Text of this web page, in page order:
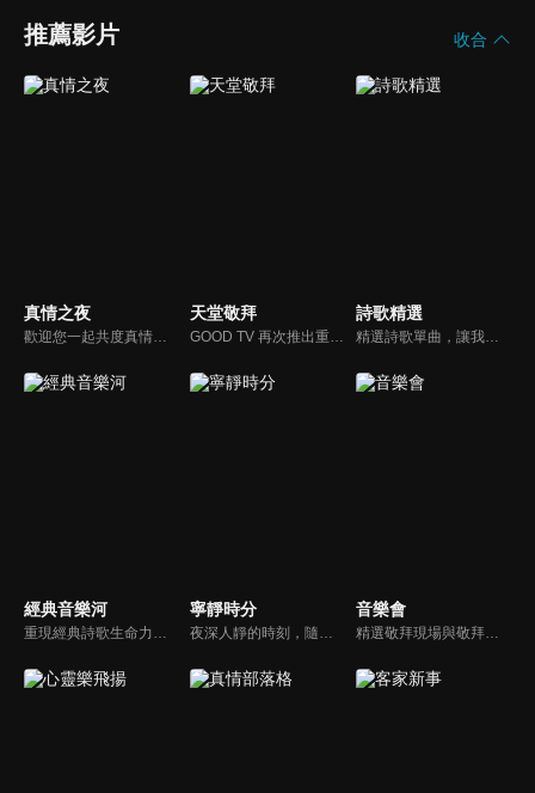
推薦影片 收合
真情之夜 天堂敬拜
GOOD TV 再次推出重量級音樂節目《天堂敬拜》，匯集當代知名音樂人，在敬拜水流中引領觀眾經歷神的同在。期盼觀眾收看時，神的同在降臨、聖靈充滿；透過音樂成為橋樑，讓神同在的氛圍，吸引非基督徒渴望認識神，得著救恩。
詩歌精選
精選詩歌單曲，讓我們獻上全心全人的敬拜。
經典音樂河
重現經典詩歌生命力，讓您在歌中感受上帝亙古榮耀作為和救贖大恩。
寧靜時分
夜深人靜的時刻，隨著音樂的流轉，帶領我們更深的摸著主。
音樂會
精選敬拜現場與敬拜者真實的分享，讓我們一起向神獻上最美的祭。